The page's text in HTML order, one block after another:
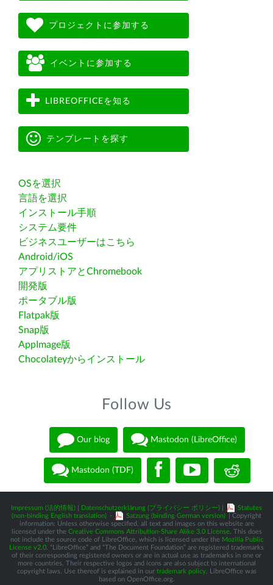
プロジェクトに参加する
イベントに参加する
LIBREOFFICEを知る
テンプレートを探す
OSを選択
言語を選択
インストール手順
システム要件
ビジネスユーザーはこちら
Android/iOS
アプリストアとChromebook
開発版
ポータブル版
Flatpak版
Snap版
AppImage版
Chocolateyからインストール
Follow Us
Our blog Mastodon (LibreOffice)
Mastodon (TDF)
Impressum (法的情報) Datenschutzerklärung (プライバシー ポリシー)
Statutes
(non-binding English translation) - Satzung (binding German version)
| Copyright
information: Unless otherwise specified, all text and images on this website are
licensed under the Creative Commons Attribution-Share Alike 3.0 License. This does
not include the source code of LibreOffice, which is licensed under the Mozilla Public
License v2.0 . “LibreOffice” and “The Document Foundation” are registered trademarks
of their corresponding registered owners or are in actual use as trademarks in one or
more countries. Their respective logos and icons are also subject to international
copyright laws. Use thereof is explained in our trademark policy. LibreOffice was
based on OpenOffice.org.